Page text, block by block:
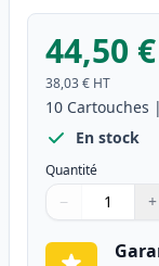
44,50 €
38,03 € HT
10 Cartouches |
En stock
Quantité
Quantité
Utilisez les
− +
Quantité